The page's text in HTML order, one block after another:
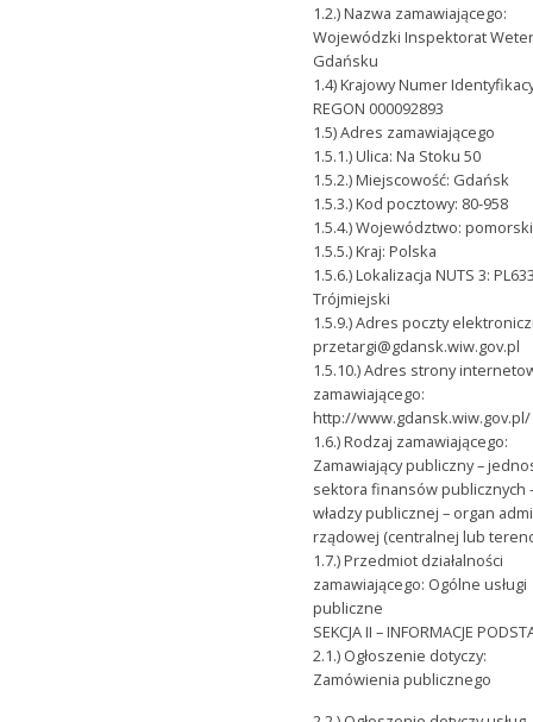
1.2.) Nazwa zamawiającego:
Wojewódzki Inspektorat
Gdańsku
1.4) Krajowy Numer
REGON 000092893
1.5) Adres zamawiającego
1.5.1.) Ulica: Na Stoku 50
1.5.2.) Miejscowość: Gdańsk
1.5.3.) Kod pocztowy: 80-958
1.5.4.) Województwo:
1.5.5.) Kraj: Polska
1.5.6.) Lokalizacja NUTS 3:
Trójmiejski
1.5.9.) Adres poczty
przetargi@gdansk.wiw.gov.pl
1.5.10.) Adres strony
zamawiającego:
http://www.gdansk.wiw.gov.pl/
1.6.) Rodzaj zamawiającego:
Zamawiający publiczny –
sektora finansów publicznych
władzy publicznej – organ
rządowej (centralnej lub
1.7.) Przedmiot działalności
zamawiającego: Ogólne usługi
publiczne
SEKCJA II – INFORMACJE
2.1.) Ogłoszenie dotyczy:
Zamówienia publicznego